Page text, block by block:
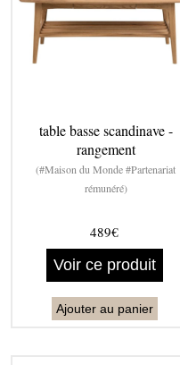
table basse scandinave -
rangement
(#Maison du Monde #Partenariat
rémunéré)
489€
Voir ce produit
Ajouter au panier